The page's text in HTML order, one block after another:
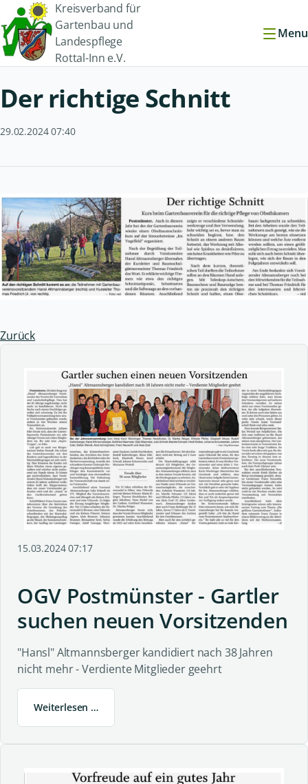
Kreisverband für
Gartenbau und
Landespflege
Rottal-Inn e.V.
Menu
Der richtige Schnitt
29.02.2024 07:40
Zurück
15.03.2024 07:17
OGV Postmünster - Gartler
suchen neuen Vorsitzenden
"Hansl" Altmannsberger kandidiert nach 38 Jahren
nicht mehr - Verdiente Mitglieder geehrt
Weiterlesen …